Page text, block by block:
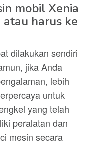
mobil Xenia
harus ke
dilakukan sendiri
jika Anda
lebih
untuk
yang telah
peralatan dan
mesin secara